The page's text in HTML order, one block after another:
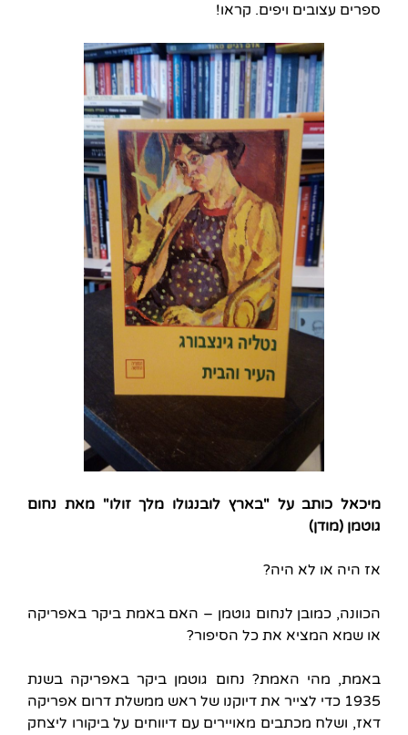
ספרים עצובים ויפים. קראו!
מיכאל כותב על "בארץ לובנגולו מלך זולו" מאת נחום
גוטמן (מודן)
אז היה או לא היה?
הכוונה, כמובן לנחום גוטמן – האם באמת ביקר באפריקה
או שמא המציא את כל הסיפור?
באמת, מהי האמת? נחום גוטמן ביקר באפריקה בשנת
1935 כדי לצייר את דיוקנו של ראש ממשלת דרום אפריקה
דאז, ושלח מכתבים מאויירים עם דיווחים על ביקורו ליצחק